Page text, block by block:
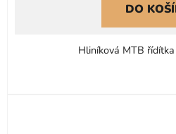
DO
Hliníková MTB